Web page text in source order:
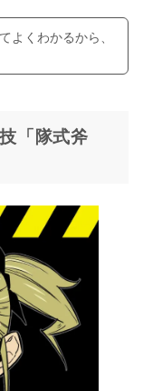
よくわかるから、
「隊式斧